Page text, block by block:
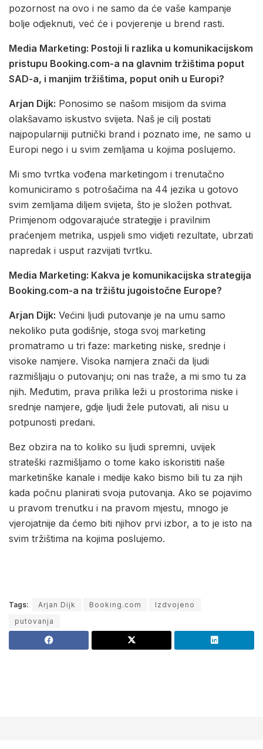
pozornost na ovo i ne samo da će vaše kampanje
bolje odjeknuti, već će i povjerenje u brend rasti.
Media Marketing: Postoji li razlika u komunikacijskom
pristupu Booking.com-a na glavnim tržištima poput
SAD-a, i manjim tržištima, poput onih u Europi?
Arjan Dijk: Ponosimo se našom misijom da svima
olakšavamo iskustvo svijeta. Naš je cilj postati
najpopularniji putnički brand i poznato ime, ne samo u
Europi nego i u svim zemljama u kojima poslujemo.
Mi smo tvrtka vođena marketingom i trenutačno
komuniciramo s potrošačima na 44 jezika u gotovo
svim zemljama diljem svijeta, što je složen pothvat.
Primjenom odgovarajuće strategije i pravilnim
praćenjem metrika, uspjeli smo vidjeti rezultate, ubrzati
napredak i usput razvijati tvrtku.
Media Marketing: Kakva je komunikacijska strategija
Booking.com-a na tržištu jugoistočne Europe?
Arjan Dijk: Većini ljudi putovanje je na umu samo
nekoliko puta godišnje, stoga svoj marketing
promatramo u tri faze: marketing niske, srednje i
visoke namjere. Visoka namjera znači da ljudi
razmišljaju o putovanju; oni nas traže, a mi smo tu za
njih. Međutim, prava prilika leži u prostorima niske i
srednje namjere, gdje ljudi žele putovati, ali nisu u
potpunosti predani.
Bez obzira na to koliko su ljudi spremni, uvijek
strateški razmišljamo o tome kako iskoristiti naše
marketinške kanale i medije kako bismo bili tu za njih
kada počnu planirati svoja putovanja. Ako se pojavimo
u pravom trenutku i na pravom mjestu, mnogo je
vjerojatnije da ćemo biti njihov prvi izbor, a to je isto na
svim tržištima na kojima poslujemo.
Tags: Arjan Dijk Booking.com
Izdvojeno
putovanja